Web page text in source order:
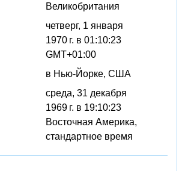
Великобритания
четверг, 1 января
1970 г. в 01:10:23
GMT+01:00
в Нью-Йорке, США
среда, 31 декабря
1969 г. в 19:10:23
Восточная Америка,
стандартное время